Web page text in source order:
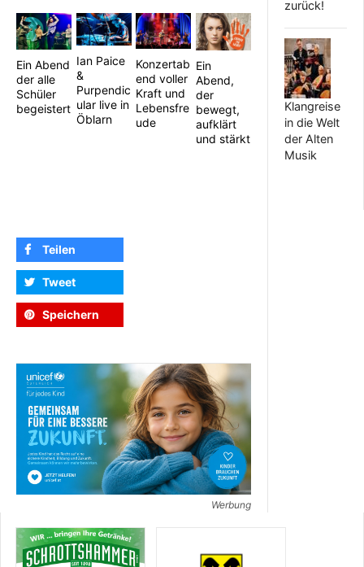
Ein Abend
der alle
Schüler
begeistert
Ian Paice
&
Purpendic
ular live in
Öblarn
Konzertab
end voller
Kraft und
Lebensfre
ude
Ein
Abend,
der
bewegt,
aufklärt
und stärkt
Teilen
Tweet
Speichern
Werbung
zurück!
Klangreise
in die Welt
der Alten
Musik